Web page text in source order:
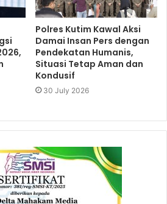
Polres Kutim Kawal Aksi
Damai Insan Pers dengan
Pendekatan Humanis,
Situasi Tetap Aman dan
Kondusif
30 July 2026